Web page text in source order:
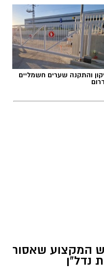
והתקנה שערים חשמליים
המקצוע שאסור
נדל"ן